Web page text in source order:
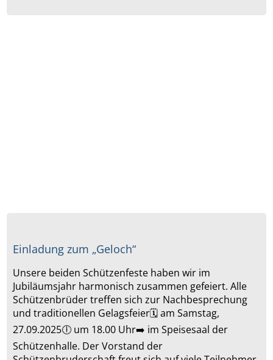
Einladung zum „Geloch“
Unsere beiden Schützenfeste haben wir im
Jubiläumsjahr harmonisch zusammen gefeiert. Alle
Schützenbrüder treffen sich zur Nachbesprechung
und traditionellen Gelagsfeier🗓️ am Samstag,
27.09.2025🕕 um 18.00 Uhr➡️ im Speisesaal der
Schützenhalle. Der Vorstand der